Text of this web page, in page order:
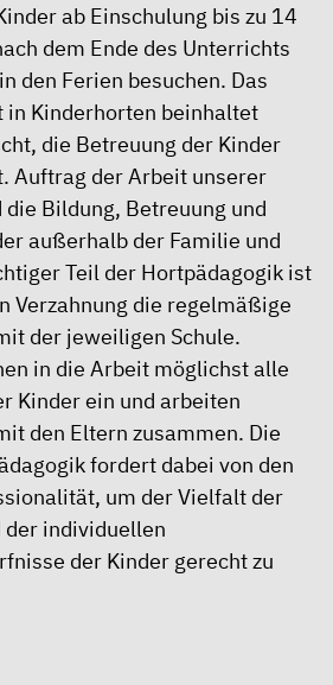
ab Einschulung bis zu 14
dem Ende des Unterrichts
den Ferien besuchen. Das
in Kinderhorten beinhaltet
die Betreuung der Kinder
Auftrag der Arbeit unserer
Bildung, Betreuung und
außerhalb der Familie und
Teil der Hortpädagogik ist
Verzahnung die regelmäßige
der jeweiligen Schule.
in die Arbeit möglichst alle
Kinder ein und arbeiten
den Eltern zusammen. Die
fordert dabei von den
um der Vielfalt der
der individuellen
der Kinder gerecht zu